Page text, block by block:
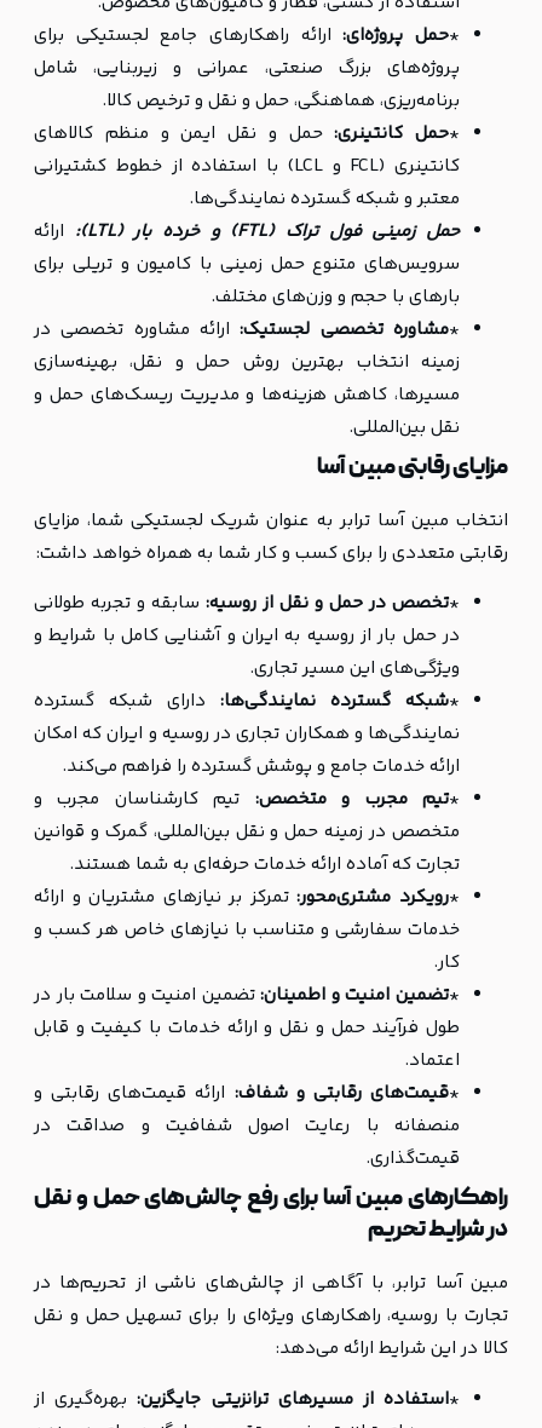
*حمل پروژه‌ای:ارائه راهکارهای جامع لجستیکی برای
پروژه‌های بزرگ صنعتی، عمرانی و زیربنایی، شامل
برنامه‌ریزی، هماهنگی، حمل و نقل و ترخیص کالا.
*حمل کانتینری:حمل و نقل ایمن و منظم کالاهای
کانتینری (FCL و LCL) با استفاده از خطوط کشتیرانی
معتبر و شبکه گسترده نمایندگی‌ها.
حمل زمینی فول تراک (FTL) و خرده بار (LTL):
ارائه
سرویس‌های متنوع حمل زمینی با کامیون و تریلی برای
بارهای با حجم و وزن‌های مختلف.
*مشاوره تخصصی لجستیک:ارائه مشاوره تخصصی در
زمینه انتخاب بهترین روش حمل و نقل، بهینه‌سازی
مسیرها، کاهش هزینه‌ها و مدیریت ریسک‌های حمل و
نقل بین‌المللی.
مزایای رقابتی مبین آسا
انتخاب مبین آسا ترابر به عنوان شریک لجستیکی شما، مزایای
رقابتی متعددی را برای کسب و کار شما به همراه خواهد داشت:
*تخصص در حمل و نقل از روسیه: سابقه و تجربه طولانی
در حمل بار از روسیه به ایران و آشنایی کامل با شرایط و
ویژگی‌های این مسیر تجاری.
*شبکه گسترده نمایندگی‌ها: دارای شبکه گسترده
نمایندگی‌ها و همکاران تجاری در روسیه و ایران که امکان
ارائه خدمات جامع و پوشش گسترده را فراهم می‌کند.
*تیم مجرب و متخصص: تیم کارشناسان مجرب و
متخصص در زمینه حمل و نقل بین‌المللی، گمرک و قوانین
تجارت که آماده ارائه خدمات حرفه‌ای به شما هستند.
*رویکرد مشتری‌محور:تمرکز بر نیازهای مشتریان و ارائه
خدمات سفارشی و متناسب با نیازهای خاص هر کسب و
کار.
*تضمین امنیت و اطمینان:تضمین امنیت و سلامت بار در
طول فرآیند حمل و نقل و ارائه خدمات با کیفیت و قابل
اعتماد.
*قیمت‌های رقابتی و شفاف: ارائه قیمت‌های رقابتی و
منصفانه با رعایت اصول شفافیت و صداقت در
قیمت‌گذاری.
راهکارهای مبین آسا برای رفع چالش‌های حمل و نقل
در شرایط تحریم
مبین آسا ترابر، با آگاهی از چالش‌های ناشی از تحریم‌ها در
تجارت با روسیه، راهکارهای ویژه‌ای را برای تسهیل حمل و نقل
کالا در این شرایط ارائه می‌دهد:
*استفاده از مسیرهای ترانزیتی جایگزین:بهره‌گیری از